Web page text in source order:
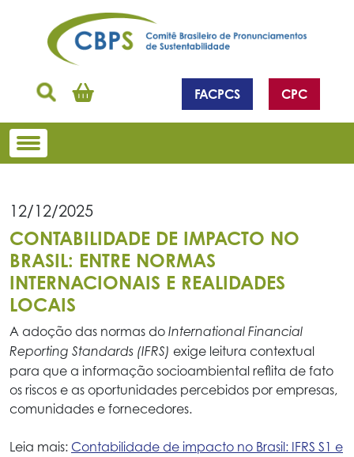
FACPCS CPC
12/12/2025
CONTABILIDADE DE IMPACTO NO
BRASIL: ENTRE NORMAS
INTERNACIONAIS E REALIDADES
LOCAIS
A adoção das normas do International Financial
Reporting Standards (IFRS) exige leitura contextual
para que a informação socioambiental reflita de fato
os riscos e as oportunidades percebidos por empresas,
comunidades e fornecedores.
Leia mais: Contabilidade de impacto no Brasil: IFRS S1 e